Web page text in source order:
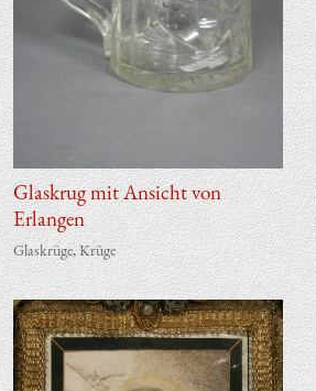
Glas­krug mit Ansicht von
Erlangen
Glaskrüge,Krüge